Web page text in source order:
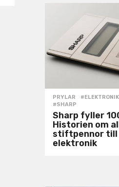
o
n
PRYLAR #ELEKTRONIK
#SHARP
Sharp fyller
Historien om
stiftpennor till
elektronik